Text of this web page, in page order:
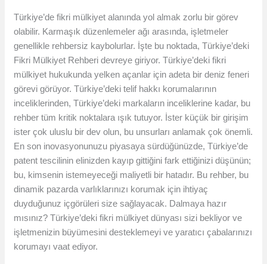
Türkiye’de fikri mülkiyet alanında yol almak zorlu bir görev
olabilir. Karmaşık düzenlemeler ağı arasında, işletmeler
genellikle rehbersiz kaybolurlar. İşte bu noktada, Türkiye’deki
Fikri Mülkiyet Rehberi devreye giriyor. Türkiye’deki fikri
mülkiyet hukukunda yelken açanlar için adeta bir deniz feneri
görevi görüyor. Türkiye’deki telif hakkı korumalarının
inceliklerinden, Türkiye’deki markaların inceliklerine kadar, bu
rehber tüm kritik noktalara ışık tutuyor. İster küçük bir girişim
ister çok uluslu bir dev olun, bu unsurları anlamak çok önemli.
En son inovasyonunuzu piyasaya sürdüğünüzde, Türkiye’de
patent tescilinin elinizden kayıp gittiğini fark ettiğinizi düşünün;
bu, kimsenin istemeyeceği maliyetli bir hatadır. Bu rehber, bu
dinamik pazarda varlıklarınızı korumak için ihtiyaç
duyduğunuz içgörüleri size sağlayacak. Dalmaya hazır
mısınız? Türkiye’deki fikri mülkiyet dünyası sizi bekliyor ve
işletmenizin büyümesini desteklemeyi ve yaratıcı çabalarınızı
korumayı vaat ediyor.